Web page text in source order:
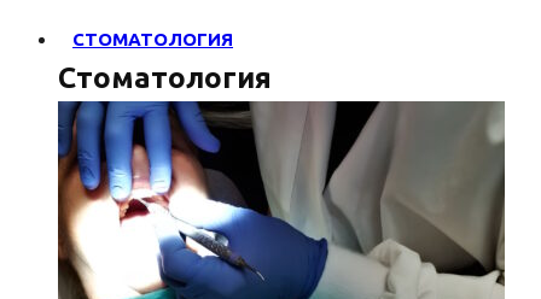
СТОМАТОЛОГИЯ
Стоматология